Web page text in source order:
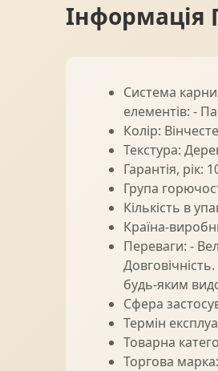
08 Навіси з
Інформація
Система
елементів: -
Колір:
Текстура:
Гарантія, рік:
Група
Кількість в
Країна-
Переваги: -
будь-яким
Сфера
Термін
Товарна
Торгова